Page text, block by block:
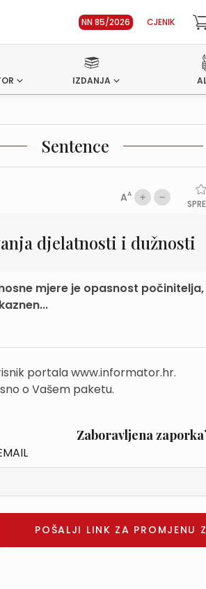
NN 85/2026 CJENIK
IZDANJA
Sentence
AA
djelatnosti i dužnosti
mjere je opasnost
portala www.informator.hr.
o Vašem paketu.
Zaboravljena